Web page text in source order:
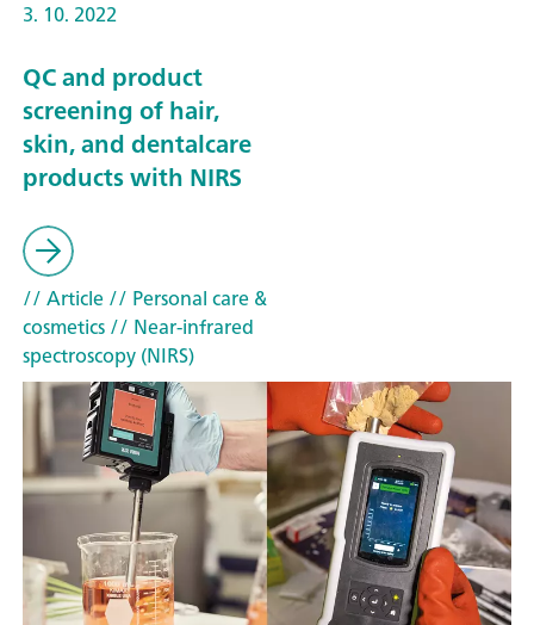
3. 10. 2022
QC and product
screening of hair,
skin, and dentalcare
products with NIRS
// Article// Personal care &
cosmetics// Near-infrared
spectroscopy (NIRS)